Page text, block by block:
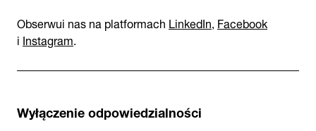
Obserwuj nas na platformachLinkedIn,Facebook
iInstagram.
Wyłączenie odpowiedzialności